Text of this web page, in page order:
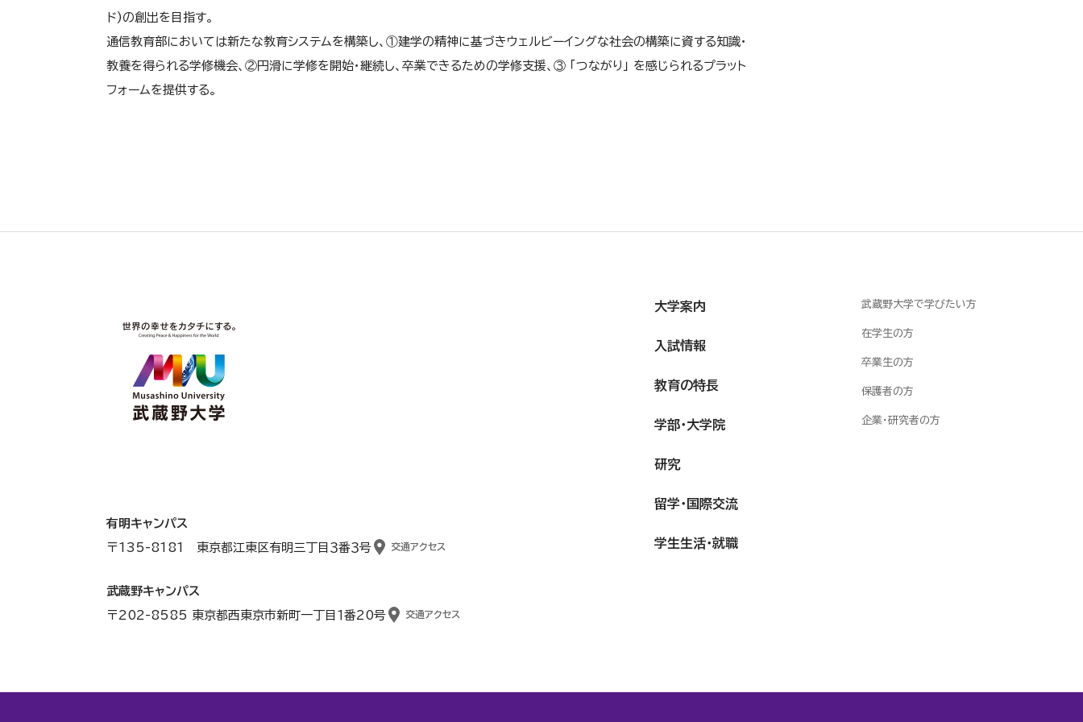
ド)の創出を目指す。
通信教育部においては新たな教育システムを構築し、①建学の精神に基づきウェルビーイングな社会の構築に資する知識・
教養を得られる学修機会、②円滑に学修を開始・継続し、卒業できるための学修支援、③ 「つながり」 を感じられるプラット
フォームを提供する。
有明キャンパス
〒135-8181 東京都江東区有明三丁目３番３号
交通アクセス
武蔵野キャンパス
〒202-8585 東京都西東京市新町一丁目１番20号
交通アクセス
大学案内
入試情報
教育の特長
学部・大学院
研究
留学・国際交流
学生生活・就職
武蔵野大学で学びたい方
在学生の方
卒業生の方
保護者の方
企業・研究者の方